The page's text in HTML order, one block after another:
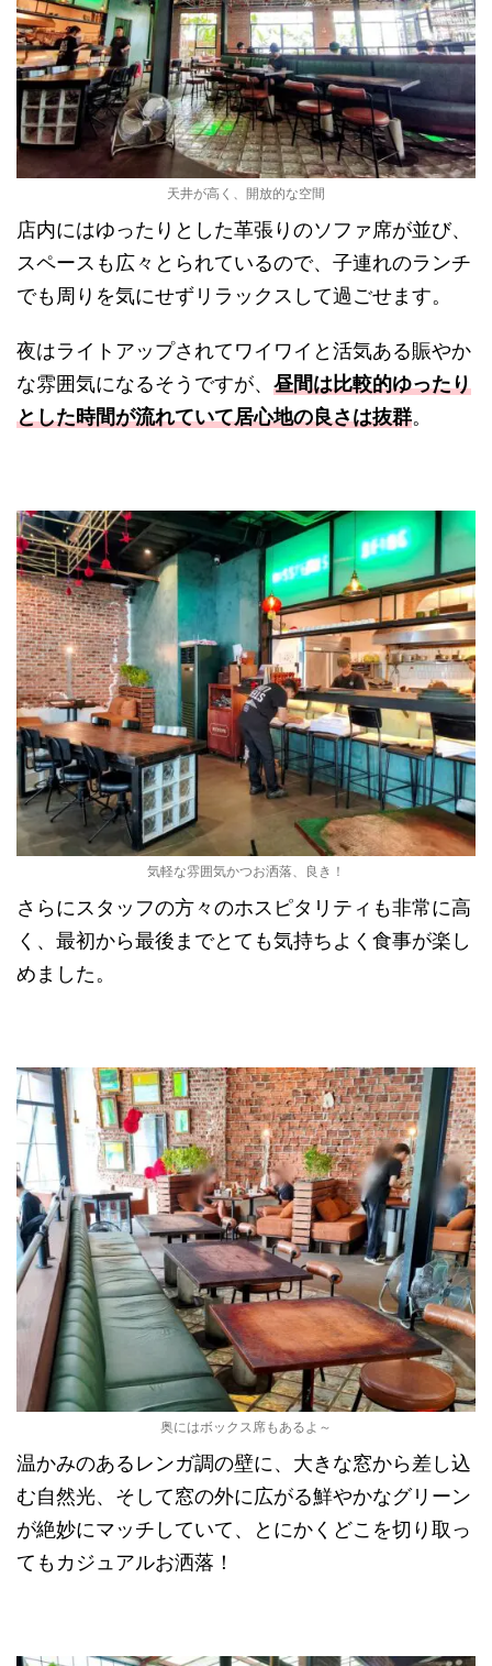
天井が高く、開放的な空間
店内にはゆったりとした革張りのソファ席が並び、
スペースも広々とられているので、子連れのランチ
でも周りを気にせずリラックスして過ごせます。
夜はライトアップされてワイワイと活気ある賑やか
な雰囲気になるそうですが、 昼間は比較的ゆったり
とした時間が流れていて居心地の良さは抜群。
気軽な雰囲気かつお洒落、良き！
さらにスタッフの方々のホスピタリティも非常に高
く、最初から最後までとても気持ちよく食事が楽し
めました。
奥にはボックス席もあるよ～
温かみのあるレンガ調の壁に、大きな窓から差し込
む自然光、そして窓の外に広がる鮮やかなグリーン
が絶妙にマッチしていて、とにかくどこを切り取っ
てもカジュアルお洒落！